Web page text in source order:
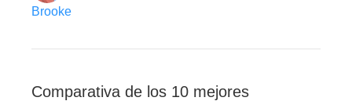
Brooke
Comparativa de los 10 mejores